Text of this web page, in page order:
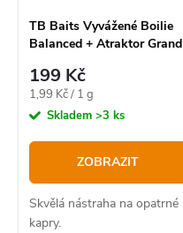
TB Baits Vyvážené Boilie
Balanced + Atraktor Grand
199 Kč
Měrná
cena:
1,99 Kč / 1 g
Skladem >3 ks
ZOBRAZIT
Skvělá nástraha na opatrné
kapry.